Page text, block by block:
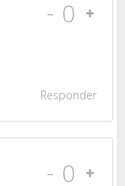
- 0
Responder
- 0